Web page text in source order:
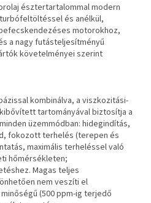
észtertartalommal modern
és anélkül,
motorokhoz,
a nagy futásteljesítményű
követelményei szerint
kombinálva, a viszkozitási-
tartományával biztosítja a
üzemmódban: hidegindítás,
fokozott terhelés (terepen és
maximális terheléssel való
hőmérsékleten;
Magas teljes
nem veszíti el
(500 ppm-ig terjedő